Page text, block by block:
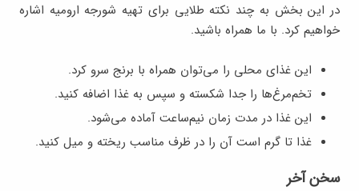
در این بخش به چند نکته طلایی برای تهیه شورجه ارومیه اشاره
خواهیم کرد. با ما همراه باشید.
این غذای محلی را می‌توان همراه با برنج سرو کرد.
تخم‌مرغ‌ها را جدا شکسته و سپس به غذا اضافه کنید.
این غذا در مدت زمان نیم‌ساعت آماده می‌شود.
غذا تا گرم است آن را در ظرف مناسب ریخته و میل کنید.
سخن آخر